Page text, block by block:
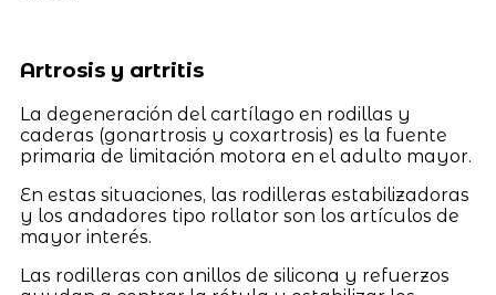
Artrosis y artritis
La degeneración del cartílago en rodillas y
caderas (gonartrosis y coxartrosis) es la fuente
primaria de limitación motora en el adulto mayor.
En estas situaciones, las rodilleras estabilizadoras
y los andadores tipo rollator son los artículos de
mayor interés.
Las rodilleras con anillos de silicona y refuerzos